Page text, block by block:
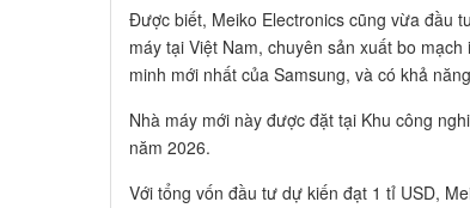
Được biết, Meiko Electronics cũng vừa đầu
máy tại Việt Nam, chuyên sản xuất bo
minh mới nhất của Samsung, và có khả
Nhà máy mới này được đặt tại Khu công
năm 2026.
Với tổng vốn đầu tư dự kiến đạt 1 tỉ USD,